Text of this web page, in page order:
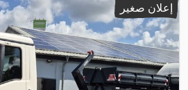
إعلان صغير